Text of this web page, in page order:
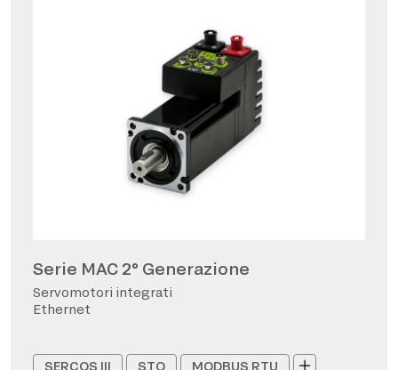
Serie MAC 2° Generazione
Servomotori integrati
Ethernet
SERCOS III STO MODBUS RTU